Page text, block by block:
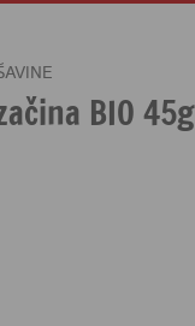
BIO 45g